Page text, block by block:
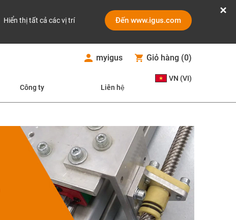
Hiển thị tất cả các vị trí Đến www.igus.com
myigus Giỏ hàng (0)
Công ty Liên hệ
VN (VI)